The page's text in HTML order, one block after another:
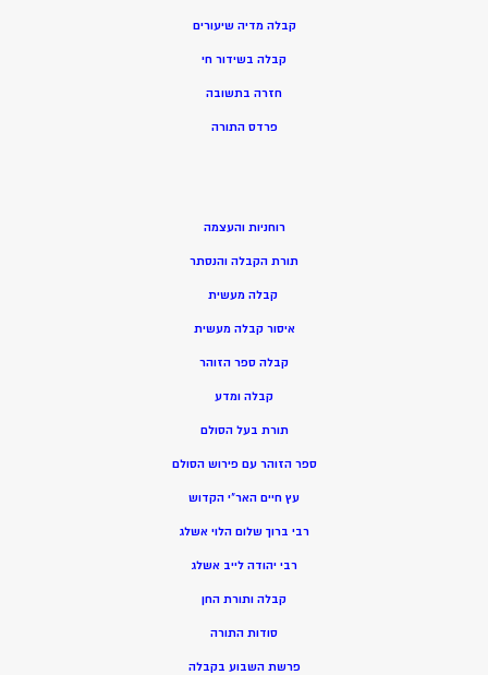
קבלה מדיה שיעורים
קבלה בשידור חי
חזרה בתשובה
פרדס התורה
רוחניות והעצמה
תורת הקבלה והנסתר
קבלה מעשית
איסור קבלה מעשית
קבלה ספר הזוהר
קבלה ומדע
תורת בעל הסולם
ספר הזוהר עם פירוש הסולם
עץ חיים האר”י הקדוש
רבי ברוך שלום הלוי אשלג
רבי יהודה לייב אשלג
קבלה ותורת החן
סודות התורה
פרשת השבוע בקבלה